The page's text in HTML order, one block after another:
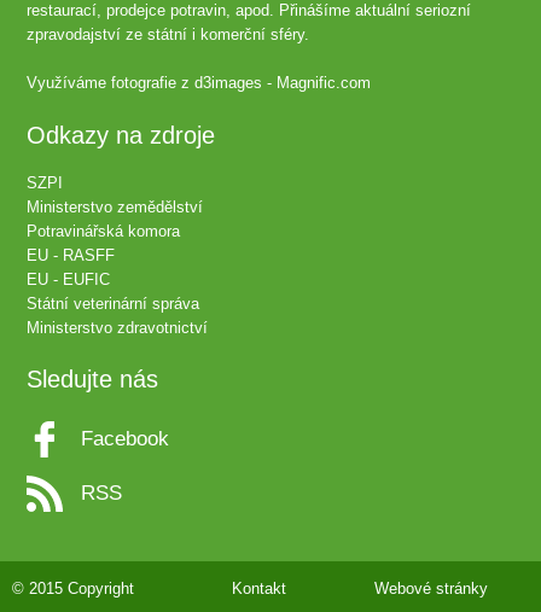
restaurací, prodejce potravin, apod. Přinášíme aktuální seriozní
zpravodajství ze státní i komerční sféry.
Využíváme fotografie zd3images - Magnific.com
Odkazy na zdroje
SZPI
Ministerstvo zemědělství
Potravinářská komora
EU - RASFF
EU - EUFIC
Státní veterinární správa
Ministerstvo zdravotnictví
Sledujte nás
Facebook
RSS
© 2015 Copyright
Kontakt
Webové stránky